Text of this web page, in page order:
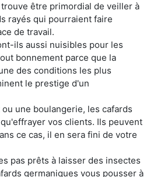
être primordial de veiller à
rayés qui pourraient faire
de travail.
ils aussi nuisibles pour les
bonnement parce que la
des conditions les plus
le prestige d'un
une boulangerie, les cafards
vos clients. Ils peuvent
ce cas, il en sera fini de votre
pas prêts à laisser des insectes
germaniques vous pousser à